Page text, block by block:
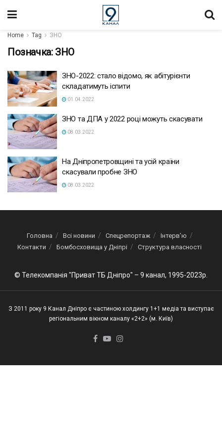
Home Tag ЗНО
Позначка: ЗНО
ЗНО-2022: стало відомо, як абітурієнти
складатимуть іспити
01.04.2022
ЗНО та ДПА у 2022 році можуть скасувати
08.03.2022
На Дніпропетровщині та усій країни
скасували пробне ЗНО
08.03.2022
Головна Всі новини Спецрепортаж
Інтерв’ю
Контакти
Бомбосховища у Дніпрі Структура власності
© Телекомпанія "Приват ТБ Дніпро" – 9 канал, 1995-2023р.
З 2011 року 9 Канал Дніпро є частиною холдингу 1+1 медіа та виступає
регіональним вікном каналу «2+2» (м. Київ)